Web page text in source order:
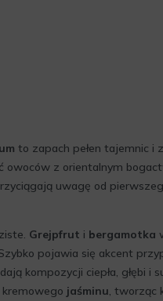
to zapach pełen tajemnic i
owoców z orientalnym
uwagę od
Grejpfrut i bergamotka
pojawia się akcent
kompozycji ciepła, głębi i
jaśminu, tworząc